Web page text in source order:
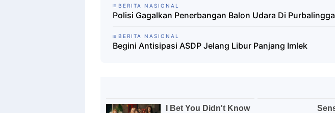
BERITA NASIONAL
Polisi Gagalkan Penerbangan Balon Udara Di Purbalingga
BERITA NASIONAL
Begini Antisipasi ASDP Jelang Libur Panjang Imlek